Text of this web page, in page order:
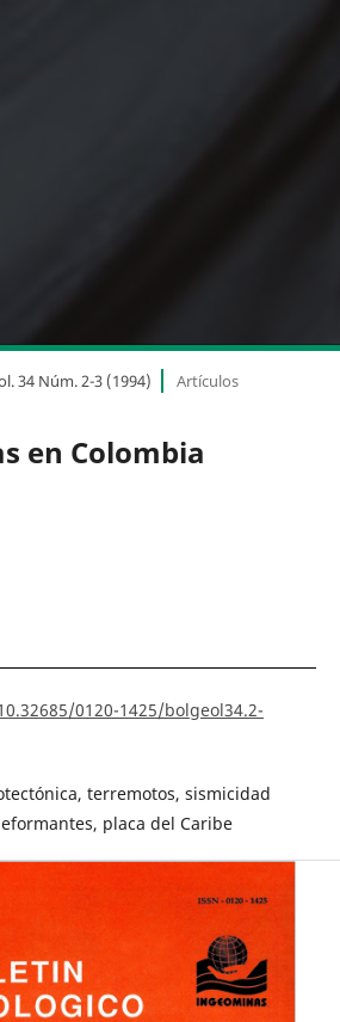
34 Núm. 2-3 (1994) Artículos
en Colombia
0120-1425/bolgeol34.2-
terremotos, sismicidad
placa del Caribe